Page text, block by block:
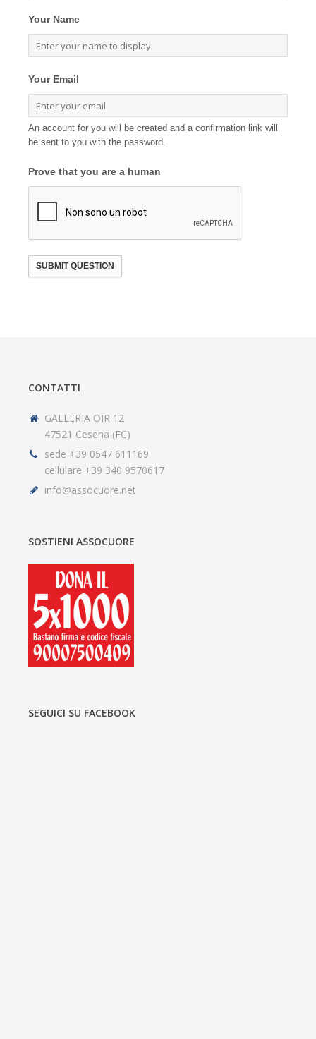
Your Name
Your Email
An account for you will be created and a confirmation link will
be sent to you with the password.
Prove that you are a human
SUBMIT QUESTION
CONTATTI
GALLERIA OIR 12
47521 Cesena (FC)
sede +39 0547 611169
cellulare +39 340 9570617
info@assocuore.net
SOSTIENI ASSOCUORE
SEGUICI SU FACEBOOK